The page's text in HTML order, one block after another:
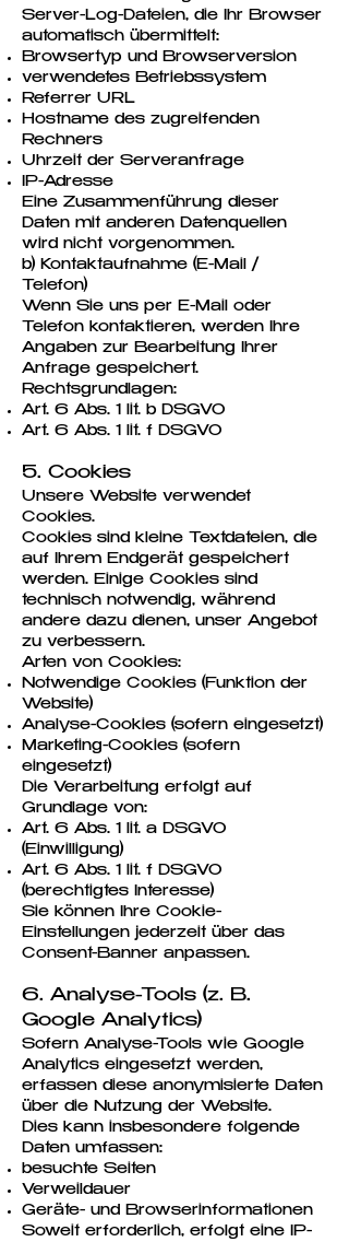
Server-Log-Dateien, die Ihr Browser
automatisch übermittelt:
Browsertyp und Browserversion
verwendetes Betriebssystem
Referrer URL
Hostname des zugreifenden
Rechners
Uhrzeit der Serveranfrage
IP-Adresse
Eine Zusammenführung dieser
Daten mit anderen Datenquellen
wird nicht vorgenommen.
b) Kontaktaufnahme (E-Mail /
Telefon)
Wenn Sie uns per E-Mail oder
Telefon kontaktieren, werden Ihre
Angaben zur Bearbeitung Ihrer
Anfrage gespeichert.
Rechtsgrundlagen:
Art. 6 Abs. 1 lit. b DSGVO
Art. 6 Abs. 1 lit. f DSGVO
5. Cookies
Unsere Website verwendet
Cookies.
Cookies sind kleine Textdateien, die
auf Ihrem Endgerät gespeichert
werden. Einige Cookies sind
technisch notwendig, während
andere dazu dienen, unser Angebot
zu verbessern.
Arten von Cookies:
Notwendige Cookies (Funktion der
Website)
Analyse-Cookies (sofern eingesetzt)
Marketing-Cookies (sofern
eingesetzt)
Die Verarbeitung erfolgt auf
Grundlage von:
Art. 6 Abs. 1 lit. a DSGVO
(Einwilligung)
Art. 6 Abs. 1 lit. f DSGVO
(berechtigtes Interesse)
Sie können Ihre Cookie-
Einstellungen jederzeit über das
Consent-Banner anpassen.
6. Analyse-Tools (z. B.
Google Analytics)
Sofern Analyse-Tools wie Google
Analytics eingesetzt werden,
erfassen diese anonymisierte Daten
über die Nutzung der Website.
Dies kann insbesondere folgende
Daten umfassen:
besuchte Seiten
Verweildauer
Geräte- und Browserinformationen
Soweit erforderlich, erfolgt eine IP-